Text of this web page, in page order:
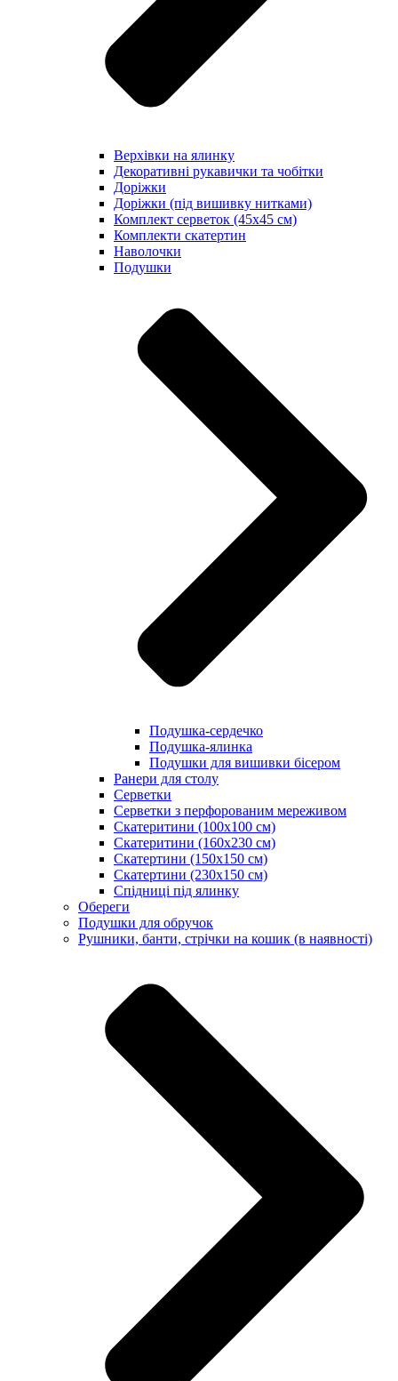
Верхівки на ялинку
Декоративні рукавички та чобітки
Доріжки
Доріжки (під вишивку нитками)
Комплект серветок (45х45 см)
Комплекти скатертин
Наволочки
Подушки
Подушка-сердечко
Подушка-ялинка
Подушки для вишивки бісером
Ранери для столу
Серветки
Серветки з перфорованим мереживом
Скатеритини (100х100 см)
Скатеритини (160х230 см)
Скатертини (150х150 см)
Скатертини (230х150 см)
Спідниці під ялинку
Обереги
Подушки для обручок
Рушники, банти, стрічки на кошик (в наявності)